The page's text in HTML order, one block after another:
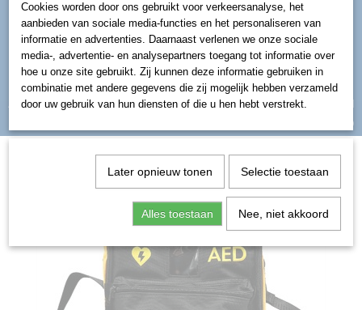
Inloggen Registreren
UW WINKELWAGEN
(0)
Cookies worden door ons gebruikt voor verkeersanalyse, het
aanbieden van sociale media-functies en het personaliseren van
informatie en advertenties. Daarnaast verlenen we onze sociale
media-, advertentie- en analysepartners toegang tot informatie over
hoe u onze site gebruikt. Zij kunnen deze informatie gebruiken in
combinatie met andere gegevens die zij mogelijk hebben verzameld
door uw gebruik van hun diensten of die u hen hebt verstrekt.
Later opnieuw tonen Selectie toestaan
Alles toestaan Nee, niet akkoord